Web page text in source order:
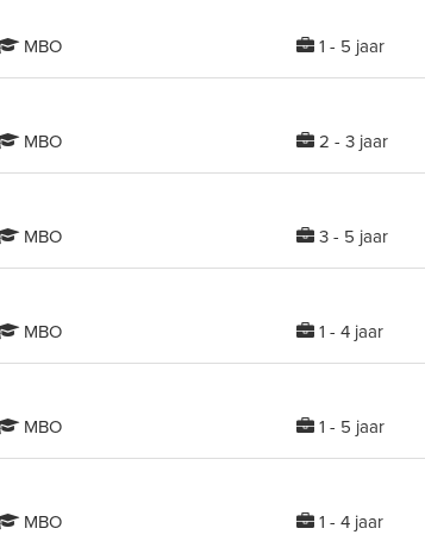
MBO 1 - 5 jaar
MBO 2 - 3 jaar
MBO 3 - 5 jaar
MBO 1 - 4 jaar
MBO 1 - 5 jaar
MBO 1 - 4 jaar